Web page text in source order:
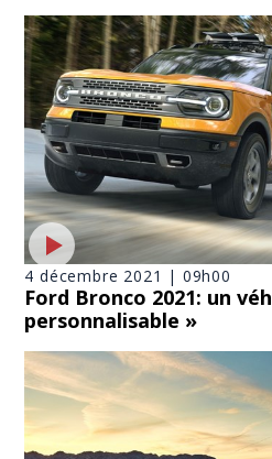
4 décembre 2021 | 09h00
Ford Bronco 2021: un
personnalisable »